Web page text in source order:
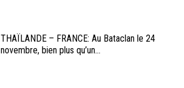
THAÏLANDE – FRANCE: Au Bataclan le 24
novembre, bien plus qu’un...